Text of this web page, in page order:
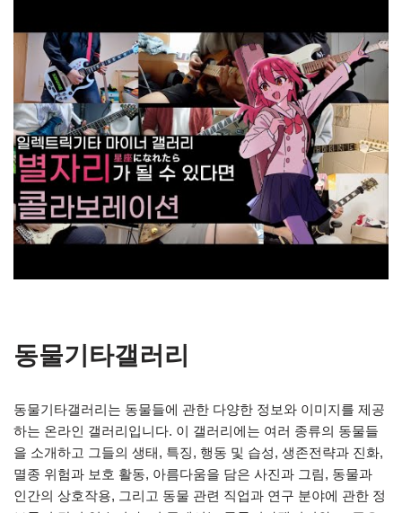
동물기타갤러리
동물기타갤러리는 동물들에 관한 다양한 정보와 이미지를 제공
하는 온라인 갤러리입니다. 이 갤러리에는 여러 종류의 동물들
을 소개하고 그들의 생태, 특징, 행동 및 습성, 생존전략과 진화,
멸종 위험과 보호 활동, 아름다움을 담은 사진과 그림, 동물과
인간의 상호작용, 그리고 동물 관련 직업과 연구 분야에 관한 정